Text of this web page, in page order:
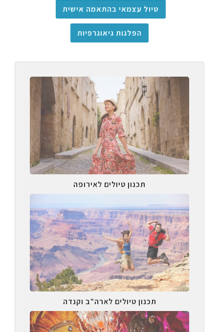
טיול עצמאי בהתאמה אישית
הפלגות גיאוגרפיות
תכנון טיולים לאירופה
תכנון טיולים לארה"ב וקנדה